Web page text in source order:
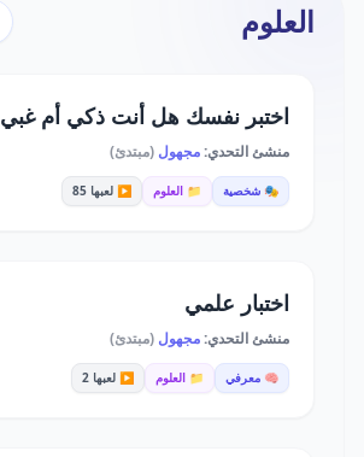
العلوم
اختبر نفسك هل أنت ذكي أم غبي
منشئ التحدي:مجهول (مبتدئ)
🎭 شخصية 📁 العلوم ▶️ لعبها 85
اختبار علمي
منشئ التحدي:مجهول (مبتدئ)
🧠 معرفي 📁 العلوم ▶️ لعبها 2